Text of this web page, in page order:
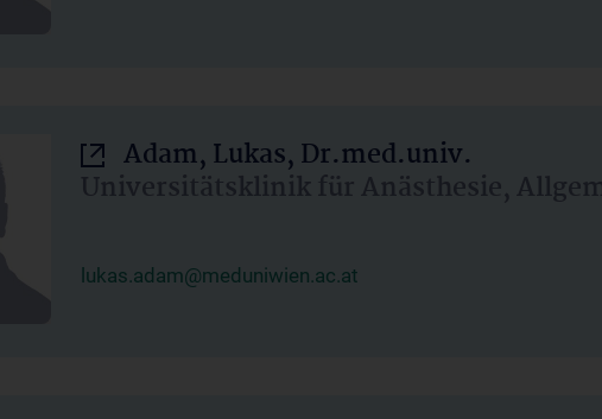
Adam, Lukas, Dr.med.univ.
Universitätsklinik für Anästhesie,
lukas.adam@meduniwien.ac.at